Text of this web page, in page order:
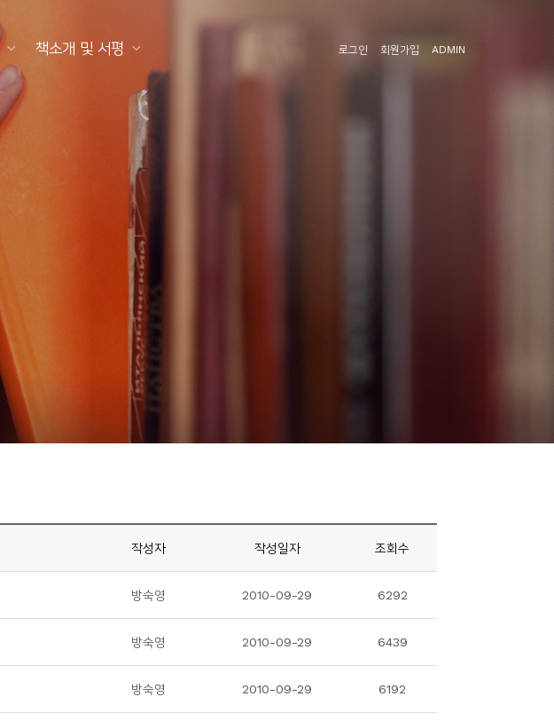
책소개 및 서평 로그인 회원가입 ADMIN
작성자 작성일자 조회수
방숙영 2010-09-29 6292
방숙영 2010-09-29 6439
방숙영 2010-09-29 6192